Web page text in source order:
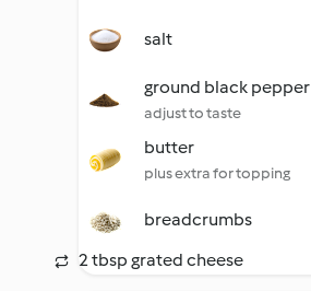
salt
ground black pepper
adjust to taste
butter
plus extra for topping
breadcrumbs
2 tbsp grated cheese